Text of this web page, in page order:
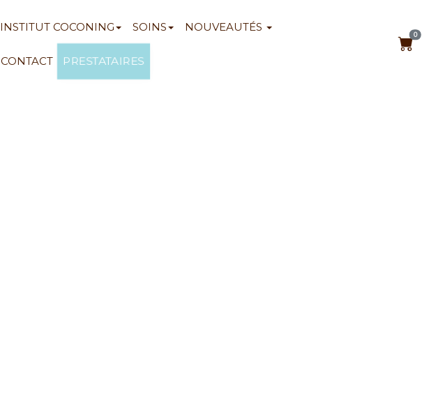
INSTITUT COCONING SOINS NOUVEAUTÉS
CONTACT PRESTATAIRES
0